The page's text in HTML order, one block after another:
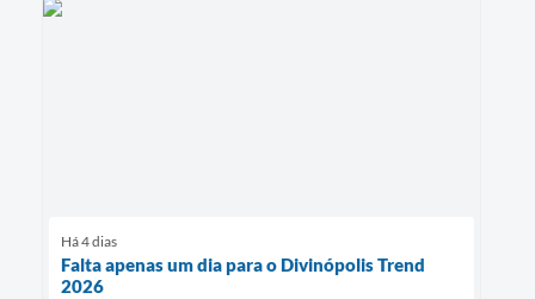
Há 4 dias
Falta apenas um dia para o Divinópolis Trend
2026